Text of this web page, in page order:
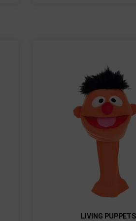
LIVING PUPPETS